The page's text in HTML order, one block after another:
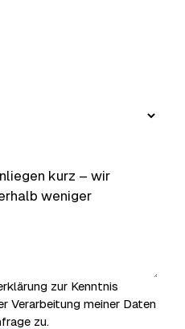
zur Kenntnis
Verarbeitung meiner Daten
zu.